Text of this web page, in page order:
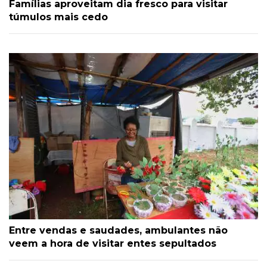
Famílias aproveitam dia fresco para visitar
túmulos mais cedo
Entre vendas e saudades, ambulantes não
veem a hora de visitar entes sepultados